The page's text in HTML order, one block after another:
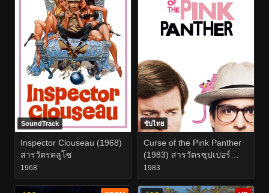
SoundTrack
Inspector Clouseau (1968)
สารวัตรคลูโซ
1968
ซับไทย
Curse of the Pink Panther
(1983) สารวัตรซุปเปอร์
หลวม
1983